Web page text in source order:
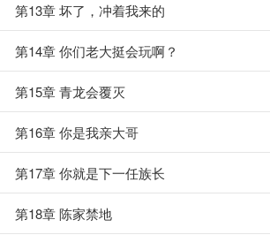
第13章 坏了，冲着我来的
第14章 你们老大挺会玩啊？
第15章 青龙会覆灭
第16章 你是我亲大哥
第17章 你就是下一任族长
第18章 陈家禁地